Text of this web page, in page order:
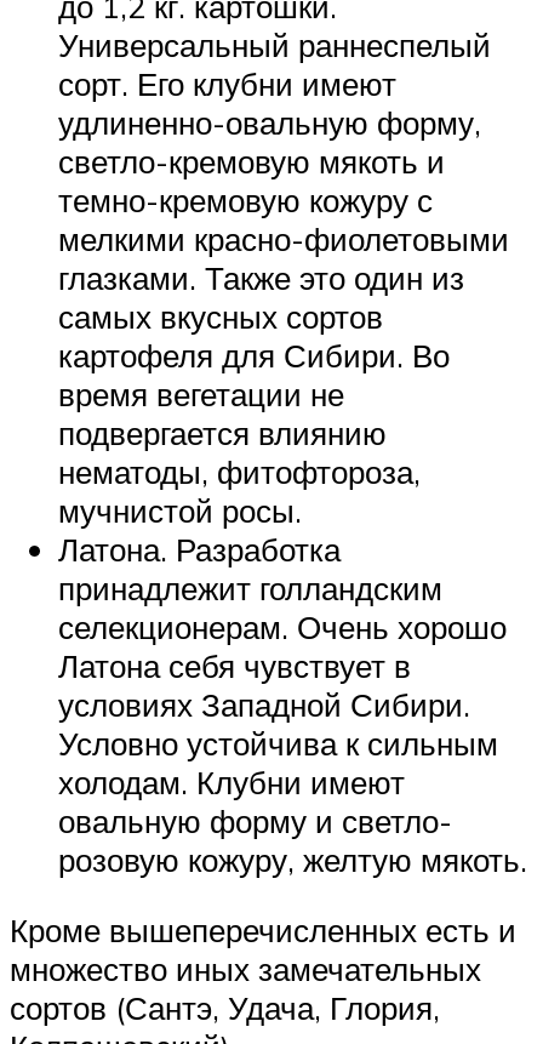
Универсальный раннеспелый
сорт. Его клубни имеют
удлиненно-овальную форму,
светло-кремовую мякоть и
темно-кремовую кожуру с
мелкими красно-фиолетовыми
глазками. Также это один из
самых вкусных сортов
картофеля для Сибири. Во
время вегетации не
подвергается влиянию
нематоды, фитофтороза,
мучнистой росы.
Латона. Разработка
принадлежит голландским
селекционерам. Очень хорошо
Латона себя чувствует в
условиях Западной Сибири.
Условно устойчива к сильным
холодам. Клубни имеют
овальную форму и светло-
розовую кожуру, желтую мякоть.
Кроме вышеперечисленных есть и
множество иных замечательных
сортов (Сантэ, Удача, Глория,